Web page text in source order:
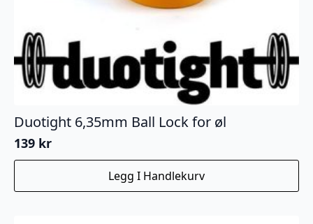
Duotight 6,35mm Ball Lock for øl
139 kr
Legg I Handlekurv